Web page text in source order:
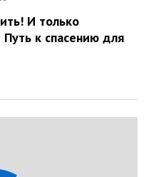
И только
к спасению для